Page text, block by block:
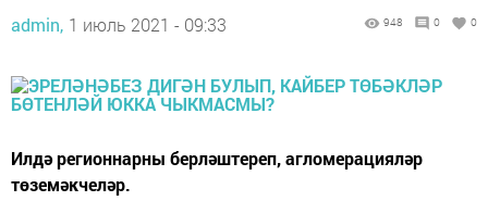
admin, 1 июль 2021 - 09:33 948 0 0
Илдә регионнарны берләштереп, агломерацияләр
төземәкчеләр.